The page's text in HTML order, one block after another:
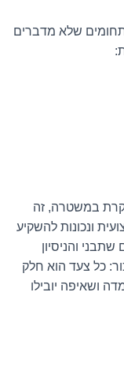
שלא מדברים
במשטרה, זה
ונכונות להשקיע
והניסיון
כל צעד הוא חלק
ושאיפה יובילו